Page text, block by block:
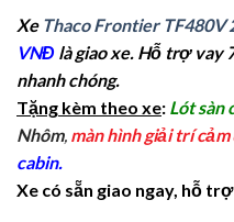
Xe Thaco Frontier TF480V
VNĐ là giao xe. Hỗ trợ vay
nhanh chóng.
Tặng kèm theo xe: Lót sàn
Nhôm, màn hình giải trí
cabin.
Xe có sẵn giao ngay, hỗ